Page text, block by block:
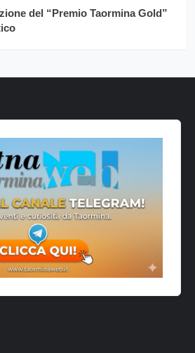
del “Premio Taormina Gold”